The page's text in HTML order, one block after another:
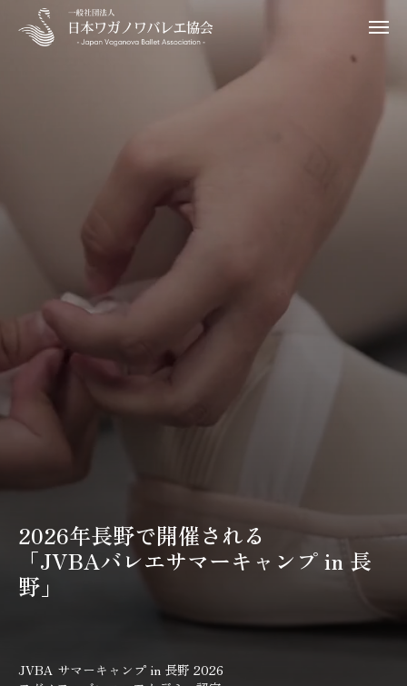
2026年長野で開催される
「JVBAバレエサマーキャンプ in 長
野」
JVBA サマーキャンプ in 長野 2026